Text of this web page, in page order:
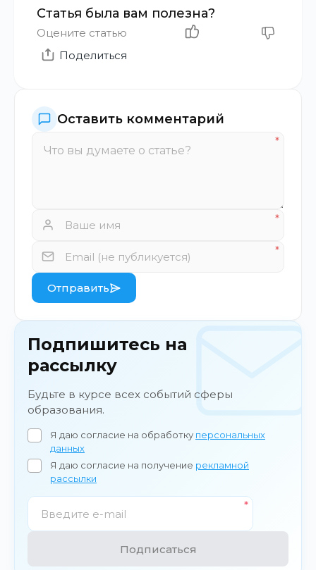
Статья была вам полезна?
Оцените статью
Поделиться
Оставить комментарий
Отправить
Подпишитесь на
рассылку
Будьте в курсе всех событий сферы
образования.
Я даю согласие на обработку персональных
данных
Я даю согласие на получение рекламной
рассылки
Подписаться